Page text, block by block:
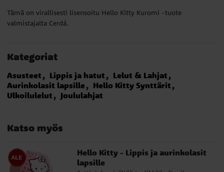
Tämä on virallisesti lisensoitu Hello Kitty Kuromi -tuote
valmistajalta Cerdá.
Kategoriat
Asusteet Lippis ja hatut
Lelut & Lahjat
Aurinkolasit lapsille
Hello Kitty Synttärit
Ulkoilulelut
Joululahjat
Katso myös
Hello Kitty - Lippis ja aurinkolasit
lapsille